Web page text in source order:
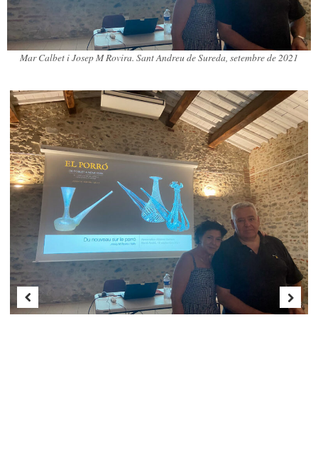
Mar Calbet i Josep M Rovira. Sant Andreu de Sureda, setembre de 2021